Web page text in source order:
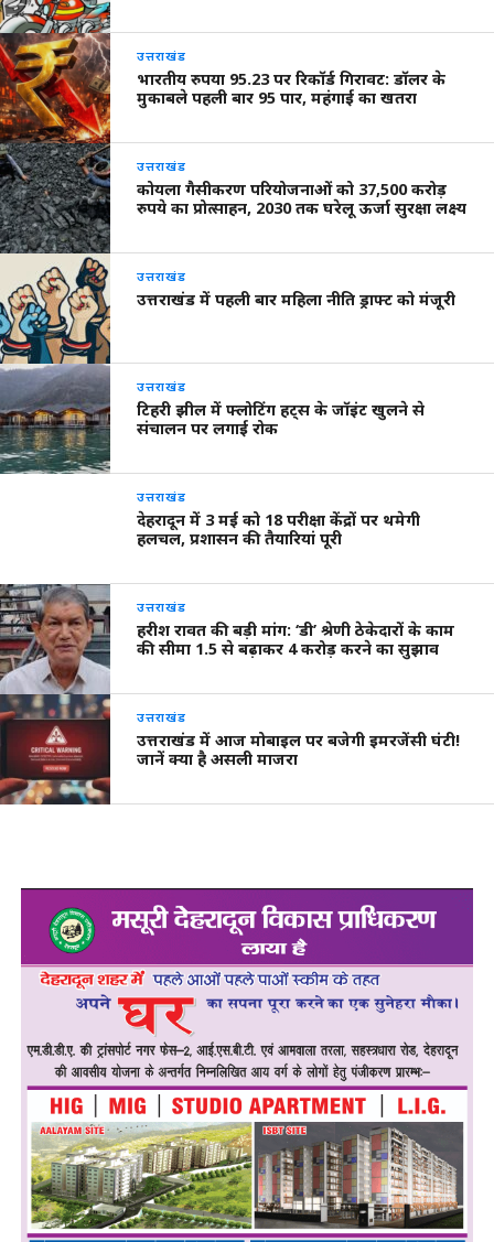
उत्तराखंड
भारतीय रुपया 95.23 पर रिकॉर्ड गिरावट: डॉलर के
मुकाबले पहली बार 95 पार, महंगाई का खतरा
उत्तराखंड
कोयला गैसीकरण परियोजनाओं को 37,500 करोड़
रुपये का प्रोत्साहन, 2030 तक घरेलू ऊर्जा सुरक्षा लक्ष्य
उत्तराखंड
उत्तराखंड में पहली बार महिला नीति ड्राफ्ट को मंजूरी
उत्तराखंड
टिहरी झील में फ्लोटिंग हट्स के जॉइंट खुलने से
संचालन पर लगाई रोक
उत्तराखंड
देहरादून में 3 मई को 18 परीक्षा केंद्रों पर थमेगी
हलचल, प्रशासन की तैयारियां पूरी
उत्तराखंड
हरीश रावत की बड़ी मांग: ‘डी’ श्रेणी ठेकेदारों के काम
की सीमा 1.5 से बढ़ाकर 4 करोड़ करने का सुझाव
उत्तराखंड
उत्तराखंड में आज मोबाइल पर बजेगी इमरजेंसी घंटी!
जानें क्या है असली माजरा